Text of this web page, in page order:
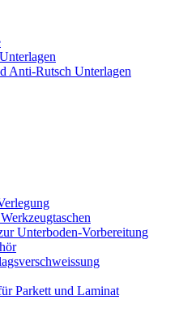
Anti-Rutsch Unterlagen
Unterboden-Vorbereitung
Parkett und Laminat